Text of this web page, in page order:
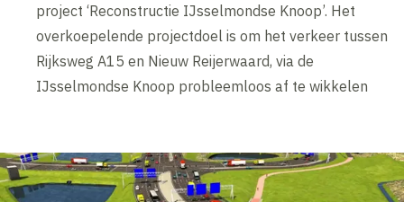
project ‘Reconstructie IJsselmondse Knoop’. Het
overkoepelende projectdoel is om het verkeer tussen
Rijksweg A15 en Nieuw Reijerwaard, via de
IJsselmondse Knoop probleemloos af te wikkelen